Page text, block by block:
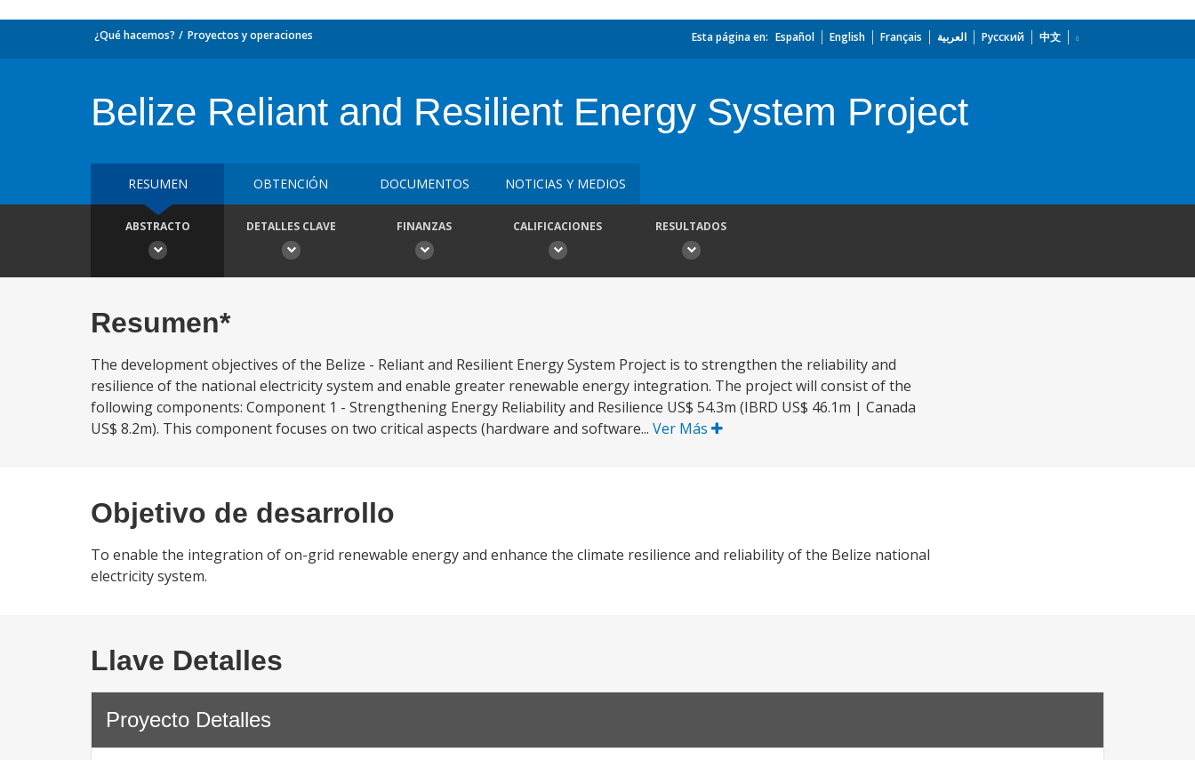
¿Qué hacemos? Proyectos y operaciones Esta página en: Español English Français العربية Русский 中文
Belize Reliant and Resilient Energy System Project
RESUMEN OBTENCIÓN DOCUMENTOS NOTICIAS Y MEDIOS
ABSTRACTO DETALLES CLAVE FINANZAS CALIFICACIONES RESULTADOS
Resumen*
The development objectives of the Belize - Reliant and Resilient Energy System Project is to strengthen the reliability and
resilience of the national electricity system and enable greater renewable energy integration. The project will consist of the
following components: Component 1 - Strengthening Energy Reliability and Resilience US$ 54.3m (IBRD US$ 46.1m | Canada
US$ 8.2m). This component focuses on two critical aspects (hardware and software... Ver Más
Objetivo de desarrollo
To enable the integration of on-grid renewable energy and enhance the climate resilience and reliability of the Belize national
electricity system.
Llave Detalles
Proyecto Detalles